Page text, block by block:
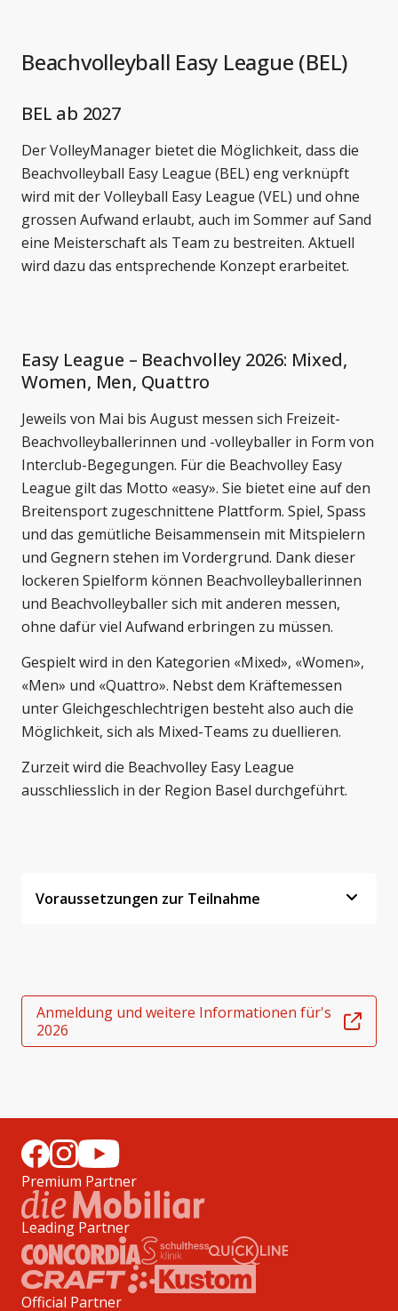
Beachvolleyball Easy League (BEL)
BEL ab 2027
Der VolleyManager bietet die Möglichkeit, dass die
Beachvolleyball Easy League (BEL) eng verknüpft
wird mit der Volleyball Easy League (VEL) und ohne
grossen Aufwand erlaubt, auch im Sommer auf Sand
eine Meisterschaft als Team zu bestreiten. Aktuell
wird dazu das entsprechende Konzept erarbeitet.
Easy League – Beachvolley 2026: Mixed,
Women, Men, Quattro
Jeweils von Mai bis August messen sich Freizeit-
Beachvolleyballerinnen und -volleyballer in Form von
Interclub-Begegungen. Für die Beachvolley Easy
League gilt das Motto «easy». Sie bietet eine auf den
Breitensport zugeschnittene Plattform. Spiel, Spass
und das gemütliche Beisammensein mit Mitspielern
und Gegnern stehen im Vordergrund. Dank dieser
lockeren Spielform können Beachvolleyballerinnen
und Beachvolleyballer sich mit anderen messen,
ohne dafür viel Aufwand erbringen zu müssen.
Gespielt wird in den Kategorien «Mixed», «Women»,
«Men» und «Quattro». Nebst dem Kräftemessen
unter Gleichgeschlechtrigen besteht also auch die
Möglichkeit, sich als Mixed-Teams zu duellieren.
Zurzeit wird die Beachvolley Easy League
ausschliesslich in der Region Basel durchgeführt.
Voraussetzungen zur Teilnahme
Anmeldung und weitere Informationen für's
2026
Premium Partner
Leading Partner
Official Partner